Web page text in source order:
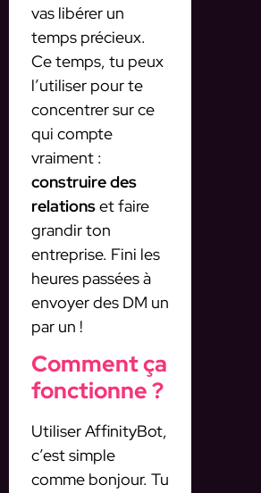
vas libérer un
temps précieux.
Ce temps, tu peux
l’utiliser pour te
concentrer sur ce
qui compte
vraiment :
construire des
relationset faire
grandir ton
entreprise. Fini les
heures passées à
envoyer des DM un
par un !
Comment ça
fonctionne ?
Utiliser AffinityBot,
c’est simple
comme bonjour. Tu